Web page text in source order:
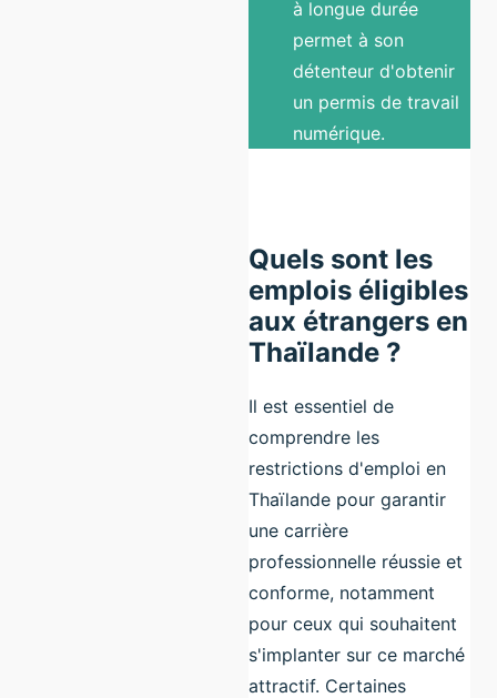
à longue durée
permet à son
détenteur d'obtenir
un permis de travail
numérique.
Quels sont les
emplois éligibles
aux étrangers en
Thaïlande ?
Il est essentiel de
comprendre les
restrictions d'emploi en
Thaïlande pour garantir
une carrière
professionnelle réussie et
conforme, notamment
pour ceux qui souhaitent
s'implanter sur ce marché
attractif. Certaines